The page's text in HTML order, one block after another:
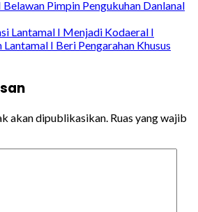
Pimpin Pengukuhan Danlanal
Lantamal I Menjadi Kodaeral I
I Beri Pengarahan Khusus
akan dipublikasikan. Ruas yang wajib